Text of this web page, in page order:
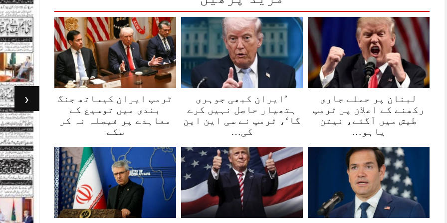
لبنان پر حملے جاری
رکھنے کے اعلان پر ٹرمپ
طیش میں آگئے، نیتن
یاہو…
’ایران کبھی جوہری
ہتھیار حاصل نہیں کرے
گا‘، ٹرمپ نے سی این این
کی…
ٹرمپ ایران کیساتھ جنگ
بندی میں توسیع کے
معاہدے پر فیصلہ نہ کر
سکے
‹